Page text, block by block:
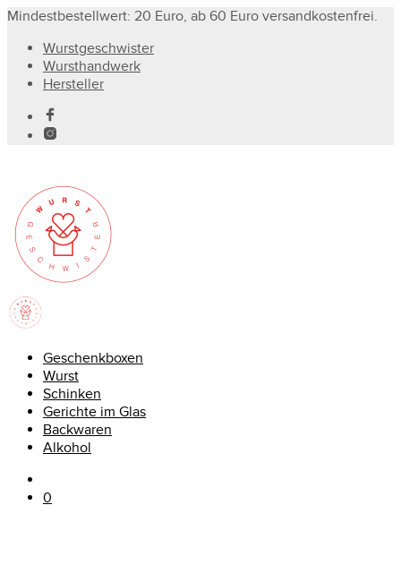
Mindestbestellwert: 20 Euro, ab 60 Euro versandkostenfrei.
Wurstgeschwister
Wursthandwerk
Hersteller
Geschenkboxen
Wurst
Schinken
Gerichte im Glas
Backwaren
Alkohol
0